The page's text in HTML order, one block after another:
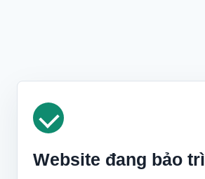
Website đang bảo trì